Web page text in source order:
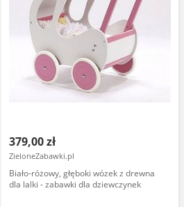
379,00 zł
ZieloneZabawki.pl
Biało-różowy, głęboki wózek z drewna
dla lalki - zabawki dla dziewczynek